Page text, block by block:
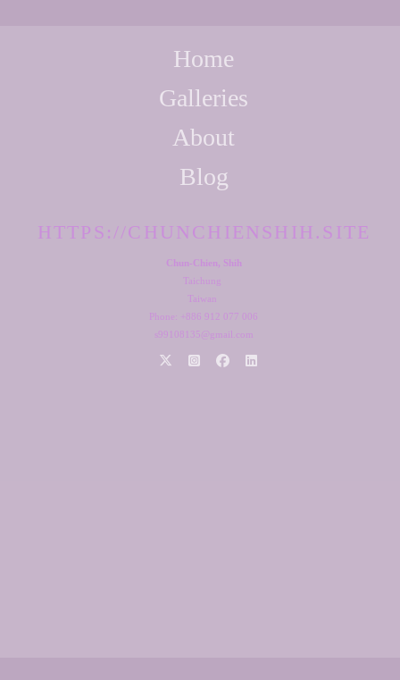
Home
Galleries
About
Blog
HTTPS://CHUNCHIENSHIH.SITE
Chun-Chien, Shih
Taichung
Taiwan
Phone: +886 912 077 006
s99108135@gmail.com